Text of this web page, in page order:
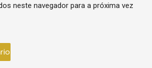
neste navegador para a próxima vez